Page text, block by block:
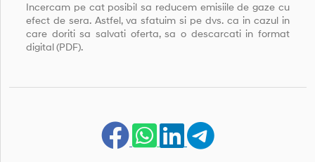
Incercam pe cat posibil sa reducem emisiile de gaze cu
efect de sera. Astfel, va sfatuim si pe dvs. ca in cazul in
care doriti sa salvati oferta, sa o descarcati in format
digital (PDF).